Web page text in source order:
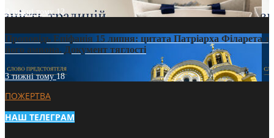
3 тижні тому12
Проповідь Епіфанія 15 липня: цитата Патріарха Філарета з
його амвона. Документ тяглості
3 тижні тому18
ПОЖЕРТВА
НАШ ТЕЛЕГРАМ